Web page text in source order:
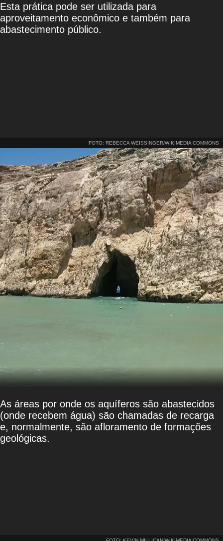
Esta prática pode ser utilizada para
aproveitamento econômico e também para
abastecimento público.
FOTO: REBECCA WEISSINGER/WIKIMEDIA COMMONS
As áreas por onde os aquíferos são abastecidos
(onde recebem água) são chamadas de recarga
e, normalmente, são afloramento de formações
geológicas.